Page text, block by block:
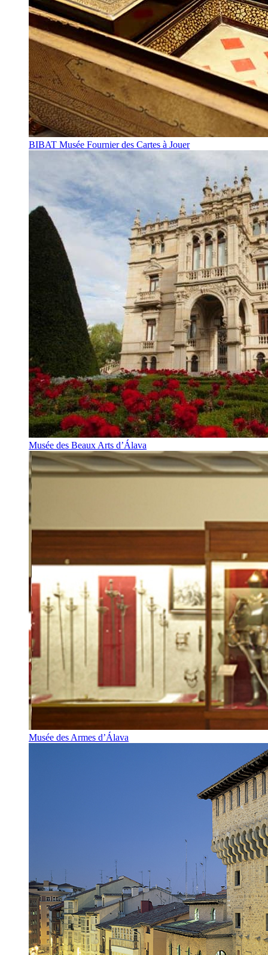
BIBAT Musée Fournier des Cartes à Jouer
Musée des Beaux Arts d’Álava
Musée des Armes d’Álava